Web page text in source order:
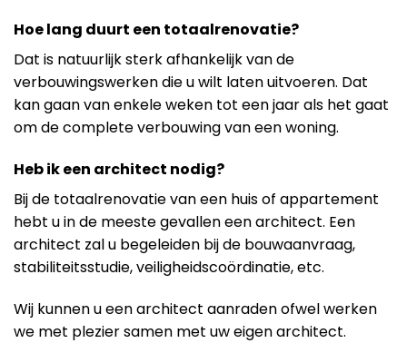
Hoe lang duurt een totaalrenovatie?
Dat is natuurlijk sterk afhankelijk van de
verbouwingswerken die u wilt laten uitvoeren. Dat
kan gaan van enkele weken tot een jaar als het gaat
om de complete verbouwing van een woning.
Heb ik een architect nodig?
Bij de totaalrenovatie van een huis of appartement
hebt u in de meeste gevallen een architect. Een
architect zal u begeleiden bij de bouwaanvraag,
stabiliteitsstudie, veiligheidscoördinatie, etc.
Wij kunnen u een architect aanraden ofwel werken
we met plezier samen met uw eigen architect.